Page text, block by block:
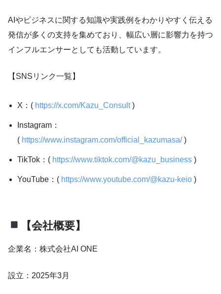
AIやビジネスに関する知識や実践例をわかりやすく伝える
発信が多くの支持を集めており、幅広い層に影響力を持つ
インフルエンサーとしても活動しています。
【SNSリンク一覧】
X：( https://x.com/Kazu_Consult)
Instagram：
( https://www.instagram.com/official_kazumasa/)
TikTok：( https://www.tiktok.com/@kazu_business )
YouTube：( https://www.youtube.com/@kazu-keio )
【会社概要】
企業名：株式会社AI ONE
設立：2025年3月